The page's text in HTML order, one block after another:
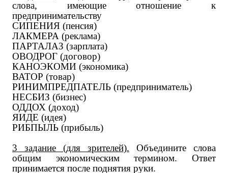
слова, имеющие отношение к
предпринимательству
СИПЕНИЯ (пенсия)
ЛАКМЕРА (реклама)
ПАРТАЛАЗ (зарплата)
ОВОДРОГ (договор)
КАНОЭКОМИ (экономика)
ВАТОР (товар)
РИНИМПРЕДПАТЕЛЬ (предприниматель)
НЕСБИЗ (бизнес)
ОДДОХ (доход)
ЯИДЕ (идея)
РИБПЫЛЬ (прибыль)
3 задание (для зрителей). Объедините слова
общим экономическим термином. Ответ
принимается после поднятия руки.